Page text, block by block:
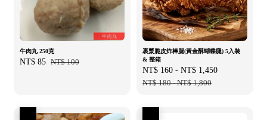
牛肉丸 250克
Sale
NT$ 85 Regular
NT$ 100
裹漿脆皮炸棒腿(黃金酥蝴蝶腿) 5入裝
& 整箱
Sale
price
NT$ 160 - NT$ 1,450
NT$ 180-NT$ 1,800